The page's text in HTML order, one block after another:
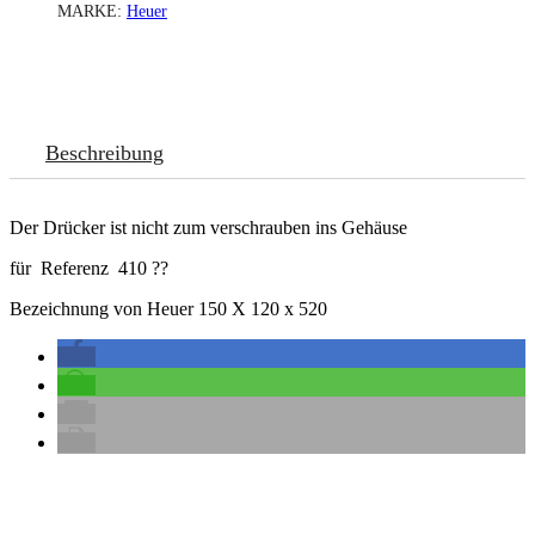
MARKE: Heuer
Beschreibung
Der Drücker ist nicht zum verschrauben ins Gehäuse
für Referenz 410 ??
Bezeichnung von Heuer 150 X 120 x 520